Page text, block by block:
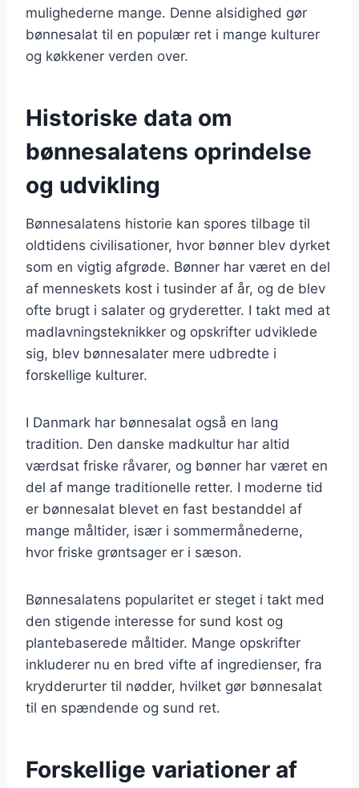
mulighederne mange. Denne alsidighed gør
bønnesalat til en populær ret i mange kulturer
og køkkener verden over.
Historiske data om
bønnesalatens oprindelse
og udvikling
Bønnesalatens historie kan spores tilbage til
oldtidens civilisationer, hvor bønner blev dyrket
som en vigtig afgrøde. Bønner har været en del
af menneskets kost i tusinder af år, og de blev
ofte brugt i salater og gryderetter. I takt med at
madlavningsteknikker og opskrifter udviklede
sig, blev bønnesalater mere udbredte i
forskellige kulturer.
I Danmark har bønnesalat også en lang
tradition. Den danske madkultur har altid
værdsat friske råvarer, og bønner har været en
del af mange traditionelle retter. I moderne tid
er bønnesalat blevet en fast bestanddel af
mange måltider, især i sommermånederne,
hvor friske grøntsager er i sæson.
Bønnesalatens popularitet er steget i takt med
den stigende interesse for sund kost og
plantebaserede måltider. Mange opskrifter
inkluderer nu en bred vifte af ingredienser, fra
krydderurter til nødder, hvilket gør bønnesalat
til en spændende og sund ret.
Forskellige variationer af